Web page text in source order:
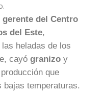
gerente del Centro
del Este,
heladas de los
cayó granizo y
que
bajas temperaturas.